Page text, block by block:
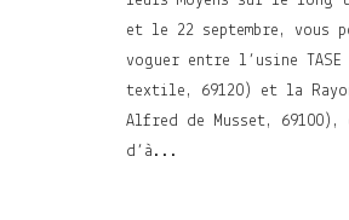
et le 22 septembre, vous
voguer entre l’usine
textile, 69120) et la
Alfred de Musset, 69100),
d’à...